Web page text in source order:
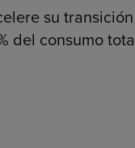
Soluciones de
Servicios
su
del consumo